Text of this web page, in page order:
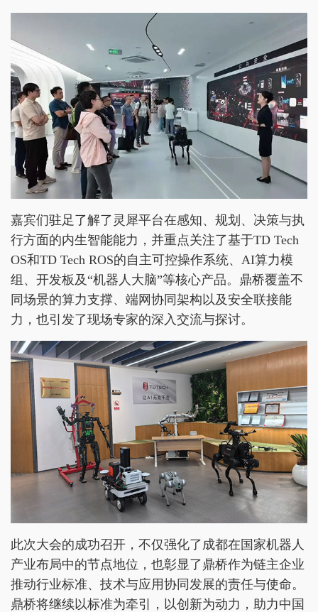
嘉宾们驻足了解了灵犀平台在感知、规划、决策与执
行方面的内生智能能力，并重点关注了基于TD Tech
OS和TD Tech ROS的自主可控操作系统、AI算力模
组、开发板及“机器人大脑”等核心产品。鼎桥覆盖不
同场景的算力支撑、端网协同架构以及安全联接能
力，也引发了现场专家的深入交流与探讨。
此次大会的成功召开，不仅强化了成都在国家机器人
产业布局中的节点地位，也彰显了鼎桥作为链主企业
推动行业标准、技术与应用协同发展的责任与使命。
鼎桥将继续以标准为牵引，以创新为动力，助力中国